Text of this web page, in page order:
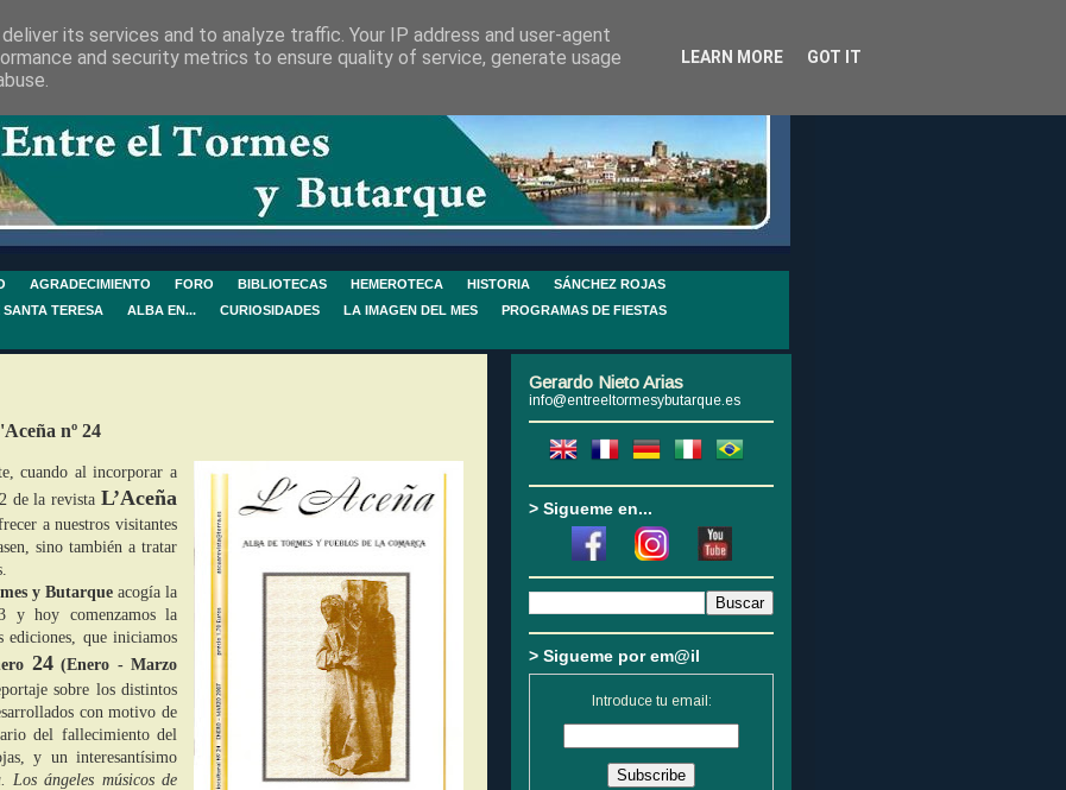
AGRADECIMIENTO FORO BIBLIOTECAS HEMEROTECA HISTORIA
SÁNCHEZ ROJAS
TERESA ALBA EN... CURIOSIDADES LA IMAGEN DEL MES
PROGRAMAS DE FIESTAS
nº 24
cuando al incorporar a
de la revista L’Aceña
a nuestros visitantes
sino también a tratar
y Butarqueacogía la
y hoy comenzamos la
ediciones, que iniciamos
24(Enero - Marzo
sobre los distintos
con motivo de
del fallecimiento del
y un interesantísimo
Los ángeles músicos de
Gerardo Nieto Arias
info@entreeltormesybutarque.es
> Sigueme en...
> Sigueme por em@il
Introduce tu email:
its services and to analyze traffic. Your IP address and user-agent
and security metrics to ensure quality of service, generate usage
LEARN MORE GOT IT